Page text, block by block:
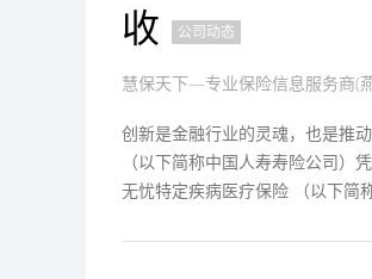
收
公司动态
慧保天下—专业保险信息服务商(
创新是金融行业的灵魂，也是推
（以下简称中国人寿寿险公司
无忧特定疾病医疗保险 （以下简